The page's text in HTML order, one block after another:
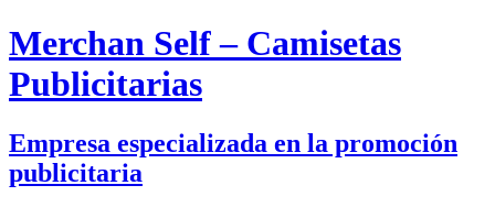
Merchan Self – Camisetas
Publicitarias
Empresa especializada en la promoción
publicitaria